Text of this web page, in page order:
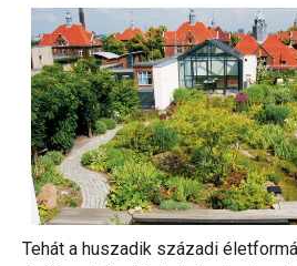
Tehát a huszadik századi